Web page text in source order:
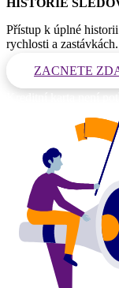
Přístup k úplné
rychlosti a zastávkách.
ZACNETE